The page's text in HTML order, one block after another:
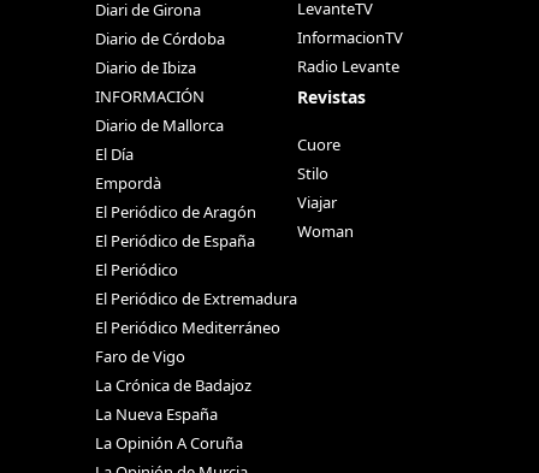
Diari de Girona
Diario de Córdoba
Diario de Ibiza
INFORMACIÓN
Diario de Mallorca
El Día
Empordà
El Periódico de Aragón
El Periódico de España
El Periódico
El Periódico de Extremadura
El Periódico Mediterráneo
Faro de Vigo
La Crónica de Badajoz
La Nueva España
La Opinión A Coruña
LevanteTV
InformacionTV
Radio Levante
Revistas
Cuore
Stilo
Viajar
Woman